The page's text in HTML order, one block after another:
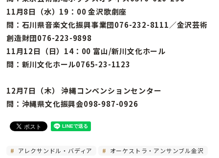
11月8日（水）19：00 金沢歌劇座
問：石川県音楽文化振興事業団076-232-8111／金沢芸術
創造財団076-223-9898
11月12日（日）14：00 富山/新川文化ホール
問：新川文化ホール0765-23-1123
12月7日（木） 沖縄コンベンションセンター
問：沖縄県文化振興会098-987-0926
アレクサンドル・バディア
オーケストラ・アンサンブル金沢